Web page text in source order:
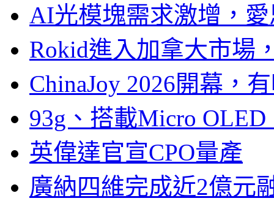
AI光模塊需求激增，
Rokid進入加拿大市場
ChinaJoy 2026開幕，
93g、搭載Micro
英偉達官宣CPO量產
廣納四維完成近2億元